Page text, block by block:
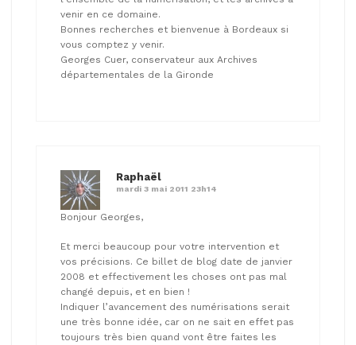
venir en ce domaine.
Bonnes recherches et bienvenue à Bordeaux si
vous comptez y venir.
Georges Cuer, conservateur aux Archives
départementales de la Gironde
Raphaël
mardi 3 mai 2011 23h14
Bonjour Georges,
Et merci beaucoup pour votre intervention et
vos précisions. Ce billet de blog date de janvier
2008 et effectivement les choses ont pas mal
changé depuis, et en bien !
Indiquer l’avancement des numérisations serait
une très bonne idée, car on ne sait en effet pas
toujours très bien quand vont être faites les